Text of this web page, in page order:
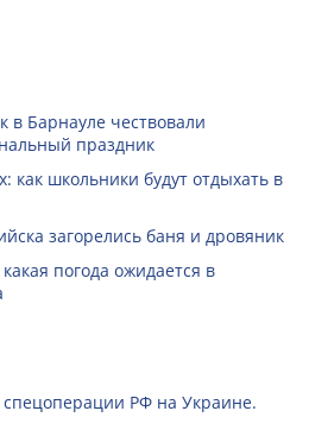
в Барнауле чествовали
праздник
как школьники будут отдыхать в
загорелись баня и дровяник
погода ожидается в
РФ на Украине.